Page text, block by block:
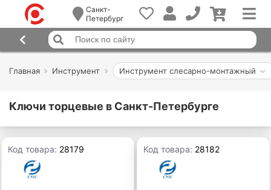
Санкт-
Петербург
Главная Инструмент Инструмент слесарно-монтажный
Ключи торцевые в Санкт-Петербурге
Код товара: 28179 Код товара: 28182